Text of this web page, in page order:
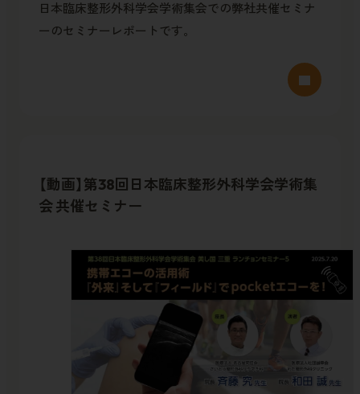
日本臨床整形外科学会学術集会での弊社共催セミナ
ーのセミナーレポートです。
【動画】第38回日本臨床整形外科学会学術集
会 共催セミナー